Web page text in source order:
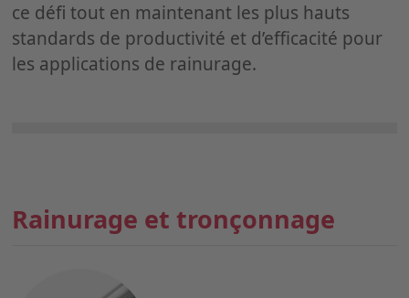
ce défi tout en maintenant les plus hauts
standards de productivité et d’efficacité pour
les applications de rainurage.
Rainurage et tronçonnage